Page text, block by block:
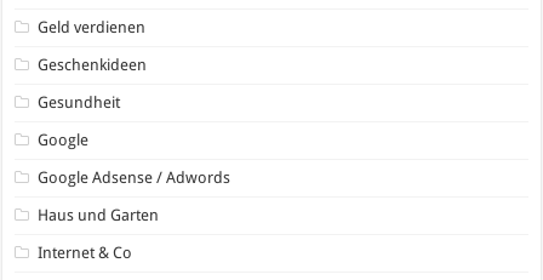
Geld verdienen
Geschenkideen
Gesundheit
Google
Google Adsense / Adwords
Haus und Garten
Internet & Co